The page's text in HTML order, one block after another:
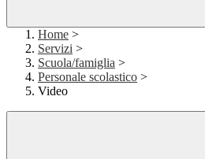
Home >
Servizi >
Scuola/famiglia >
Personale scolastico >
Video